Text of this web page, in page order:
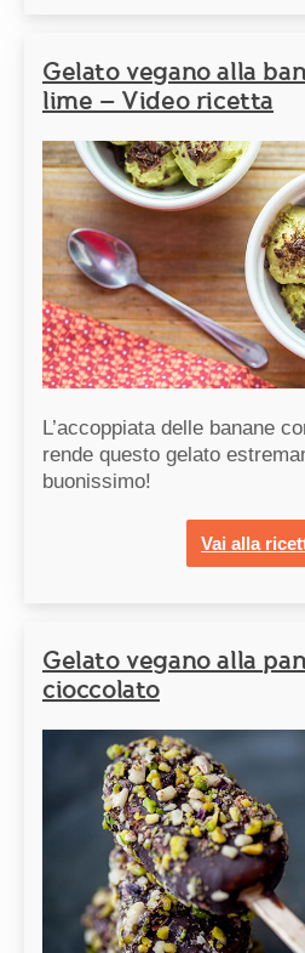
Gelato vegano alla
lime – Video ricetta
L’accoppiata delle banane
rende questo gelato
buonissimo!
Vai alla
Gelato vegano alla
cioccolato